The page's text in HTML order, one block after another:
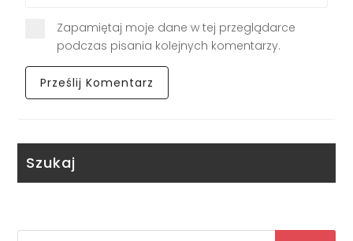
Zapamiętaj moje dane w tej przeglądarce
podczas pisania kolejnych komentarzy.
Szukaj